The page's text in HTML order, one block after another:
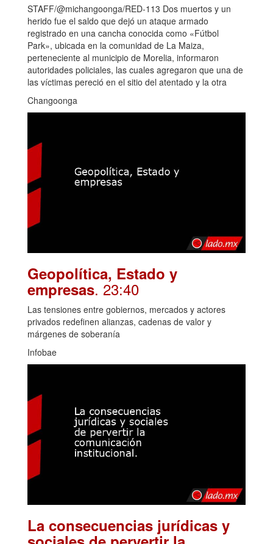
STAFF/@michangoonga/RED-113 Dos muertos y un
herido fue el saldo que dejó un ataque armado
registrado en una cancha conocida como «Fútbol
Park», ubicada en la comunidad de La Maiza,
perteneciente al municipio de Morelia, informaron
autoridades policiales, las cuales agregaron que una de
las víctimas pereció en el sitio del atentado y la otra
Changoonga
Geopolítica, Estado y
empresas. 23:40
Las tensiones entre gobiernos, mercados y actores
privados redefinen alianzas, cadenas de valor y
márgenes de soberanía
Infobae
La consecuencias jurídicas y